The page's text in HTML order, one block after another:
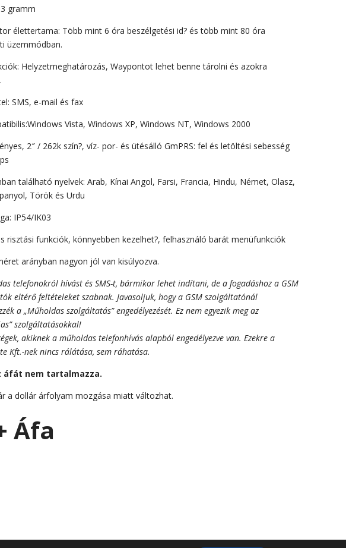
gramm
élettertama: Több mint 6 óra beszélgetési id? és több mint 80 óra
üzemmódban.
Helyzetmeghatározás, Waypontot lehet benne tárolni és azokra
SMS, e-mail és fax
Vista, Windows XP, Windows NT, Windows 2000
2″ / 262k szín?, víz- por- és ütésálló GmPRS: fel és letöltési sebesség
található nyelvek: Arab, Kínai Angol, Farsi, Francia, Hindu, Német, Olasz,
Török és Urdu
IP54/IK03
risztási funkciók, könnyebben kezelhet?, felhasználó barát menüfunkciók
arányban nagyon jól van kisúlyozva.
telefonokról hívást és SMS-t, bármikor lehet indítani, de a fogadáshoz a GSM
eltérő feltételeket szabnak. Javasoljuk, hogy a GSM szolgáltatónál
a „Műholdas szolgáltatás” engedélyezését. Ez nem egyezik meg az
szolgáltatásokkal!
akiknek a műholdas telefonhívás alapból engedélyezve van. Ezekre a
Kft.-nek nincs rálátása, sem ráhatása.
áfát nem tartalmazza.
a dollár árfolyam mozgása miatt változhat.
Áfa